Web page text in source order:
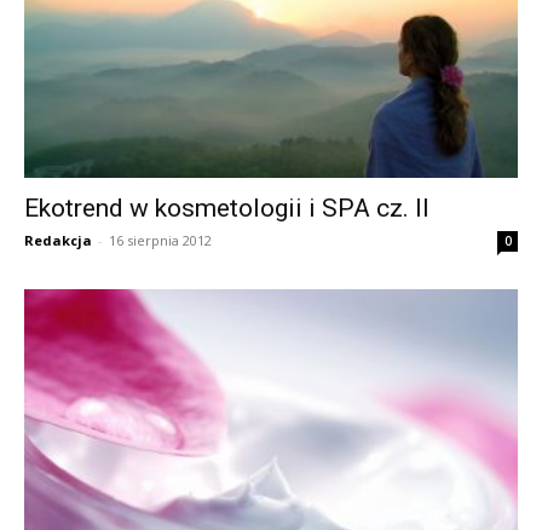
Ekotrend w kosmetologii i SPA cz. II
Redakcja - 16 sierpnia 2012 0